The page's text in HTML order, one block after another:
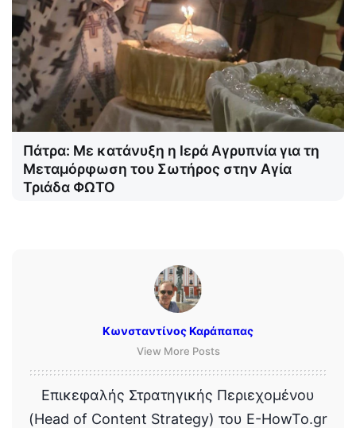
Πάτρα: Με κατάνυξη η Ιερά Αγρυπνία για τη
Μεταμόρφωση του Σωτήρος στην Αγία
Τριάδα ΦΩΤΟ
Κωνσταντίνος Καράπαπας
View More Posts
Επικεφαλής Στρατηγικής Περιεχομένου
(Head of Content Strategy) του E-HowTo.gr